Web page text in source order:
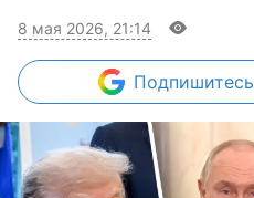
8 мая 2026, 21:14
Подпишитесь